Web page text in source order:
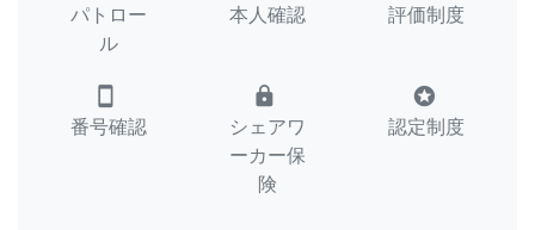
パトロー
ル
本人確認 評価制度
smartphone
番号確認
lock
シェアワ
ーカー保
険
stars
認定制度